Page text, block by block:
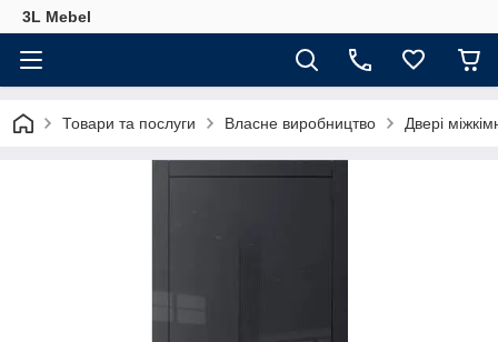
3L Mebel
Товари та послуги Власне виробництво Двері